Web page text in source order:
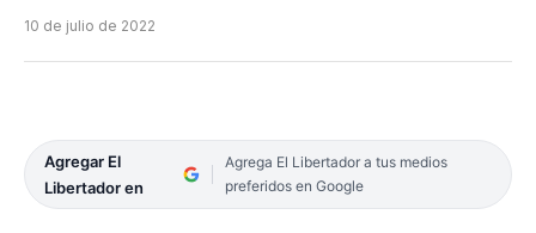
10 de julio de 2022
Agregar El
Libertador en
Agrega El Libertador a tus medios
preferidos en Google